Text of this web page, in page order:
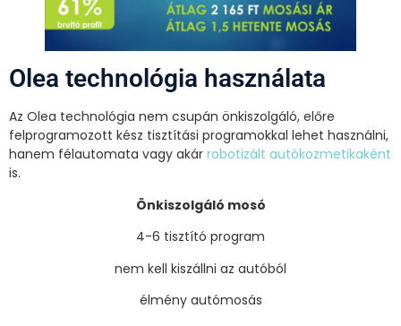
Olea technológia használata
Az Olea technológia nem csupán önkiszolgáló, előre
felprogramozott kész tisztítási programokkal lehet használni,
hanem félautomata vagy akár robotizált autókozmetikaként
is.
Önkiszolgáló mosó
4-6 tisztító program
nem kell kiszállni az autóból
élmény autómosás